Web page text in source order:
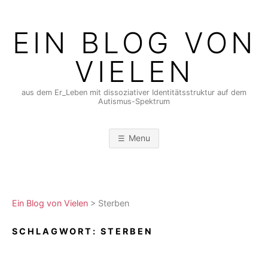
contentEIN BLOG VON
VIELEN
aus dem Er_Leben mit dissoziativer Identitätsstruktur auf dem
Autismus-Spektrum
Menu
Ein Blog von Vielen > Sterben
SCHLAGWORT: STERBEN